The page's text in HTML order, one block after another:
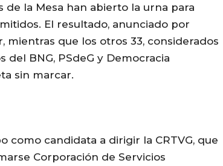
la Mesa han abierto la urna para
El resultado, anunciado por
mientras que los otros 33, considerados
del BNG, PSdeG y Democracia
sin marcar.
como candidata a dirigir la CRTVG, que
Corporación de Servicios